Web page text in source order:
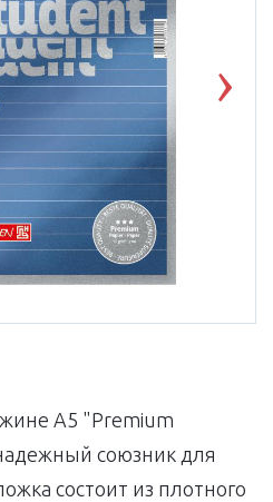
А5 "Premium
союзник для
состоит из плотного